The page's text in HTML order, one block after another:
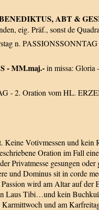
ABT &
eig. Präf., sonst de
n.
- MM.maj.-in missa:
- 2. Oration vom HL.
Votivmessen und kein
Oration im Fall
Privatmesse gesungen
und Dominus sit in corde
wird am Altar auf der
Laus Tibi…und kein
und am